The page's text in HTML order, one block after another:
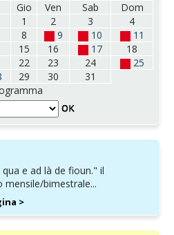
Gio Ven Sab
Dom
1
2 3
4
8 9 10
11
15 16 17
18
22 23 24
25
29 30
31
qua e ad là de fioun." il
mensile/bimestrale...
>